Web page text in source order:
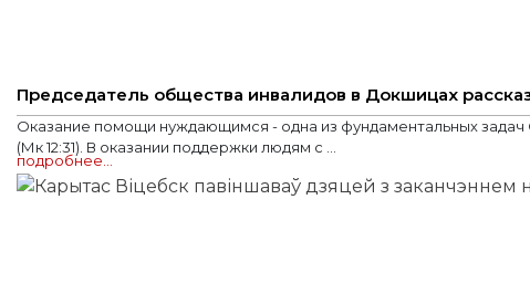
Председатель общества инвалидов в Докшицах
Оказание помощи нуждающимся - одна из фундаментальных задач
(Мк 12:31). В оказании поддержки людям с ...
подробнее…